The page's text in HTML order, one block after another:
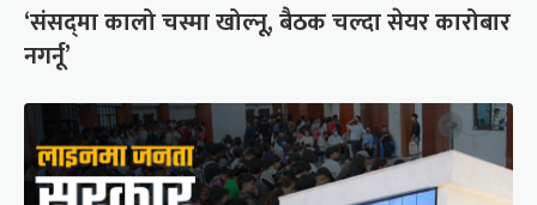
‘संसद्‍मा कालो चस्मा खोल्नू, बैठक चल्दा सेयर कारोबार
नगर्नू’